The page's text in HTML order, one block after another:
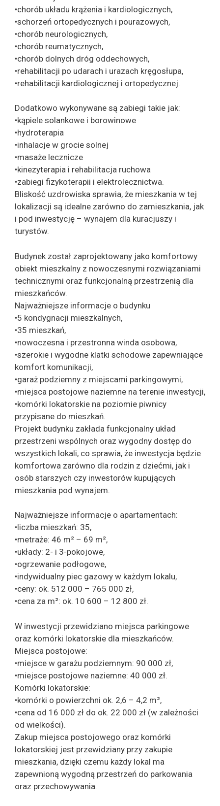
•chorób układu krążenia i kardiologicznych,
•schorzeń ortopedycznych i pourazowych,
•chorób neurologicznych,
•chorób reumatycznych,
•chorób dolnych dróg oddechowych,
•rehabilitacji po udarach i urazach kręgosłupa,
•rehabilitacji kardiologicznej i ortopedycznej.
Dodatkowo wykonywane są zabiegi takie jak:
•kąpiele solankowe i borowinowe
•hydroterapia
•inhalacje w grocie solnej
•masaże lecznicze
•kinezyterapia i rehabilitacja ruchowa
•zabiegi fizykoterapii i elektrolecznictwa.
Bliskość uzdrowiska sprawia, że mieszkania w tej
lokalizacji są idealne zarówno do zamieszkania, jak
i pod inwestycję – wynajem dla kuracjuszy i
turystów.
Budynek został zaprojektowany jako komfortowy
obiekt mieszkalny z nowoczesnymi rozwiązaniami
technicznymi oraz funkcjonalną przestrzenią dla
mieszkańców.
Najważniejsze informacje o budynku
•5 kondygnacji mieszkalnych,
•35 mieszkań,
•nowoczesna i przestronna winda osobowa,
•szerokie i wygodne klatki schodowe zapewniające
komfort komunikacji,
•garaż podziemny z miejscami parkingowymi,
•miejsca postojowe naziemne na terenie inwestycji,
•komórki lokatorskie na poziomie piwnicy
przypisane do mieszkań.
Projekt budynku zakłada funkcjonalny układ
przestrzeni wspólnych oraz wygodny dostęp do
wszystkich lokali, co sprawia, że inwestycja będzie
komfortowa zarówno dla rodzin z dziećmi, jak i
osób starszych czy inwestorów kupujących
mieszkania pod wynajem.
Najważniejsze informacje o apartamentach:
•liczba mieszkań: 35,
•metraże: 46 m² – 69 m²,
•układy: 2- i 3-pokojowe,
•ogrzewanie podłogowe,
•indywidualny piec gazowy w każdym lokalu,
•ceny: ok. 512 000 – 765 000 zł,
•cena za m²: ok. 10 600 – 12 800 zł.
W inwestycji przewidziano miejsca parkingowe
oraz komórki lokatorskie dla mieszkańców.
Miejsca postojowe:
•miejsce w garażu podziemnym: 90 000 zł,
•miejsce postojowe naziemne: 40 000 zł.
Komórki lokatorskie:
•komórki o powierzchni ok. 2,6 – 4,2 m²,
•cena od 16 000 zł do ok. 22 000 zł (w zależności
od wielkości).
Zakup miejsca postojowego oraz komórki
lokatorskiej jest przewidziany przy zakupie
mieszkania, dzięki czemu każdy lokal ma
zapewnioną wygodną przestrzeń do parkowania
oraz przechowywania.